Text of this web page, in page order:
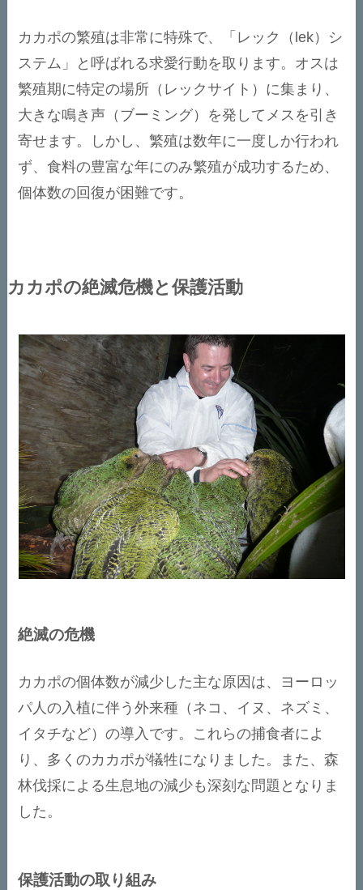
カカポの繁殖は非常に特殊で、「レック（lek）シ
ステム」と呼ばれる求愛行動を取ります。オスは
繁殖期に特定の場所（レックサイト）に集まり、
大きな鳴き声（ブーミング）を発してメスを引き
寄せます。しかし、繁殖は数年に一度しか行われ
ず、食料の豊富な年にのみ繁殖が成功するため、
個体数の回復が困難です。
カカポの絶滅危機と保護活動
絶滅の危機
カカポの個体数が減少した主な原因は、ヨーロッ
パ人の入植に伴う外来種（ネコ、イヌ、ネズミ、
イタチなど）の導入です。これらの捕食者によ
り、多くのカカポが犠牲になりました。また、森
林伐採による生息地の減少も深刻な問題となりま
した。
保護活動の取り組み